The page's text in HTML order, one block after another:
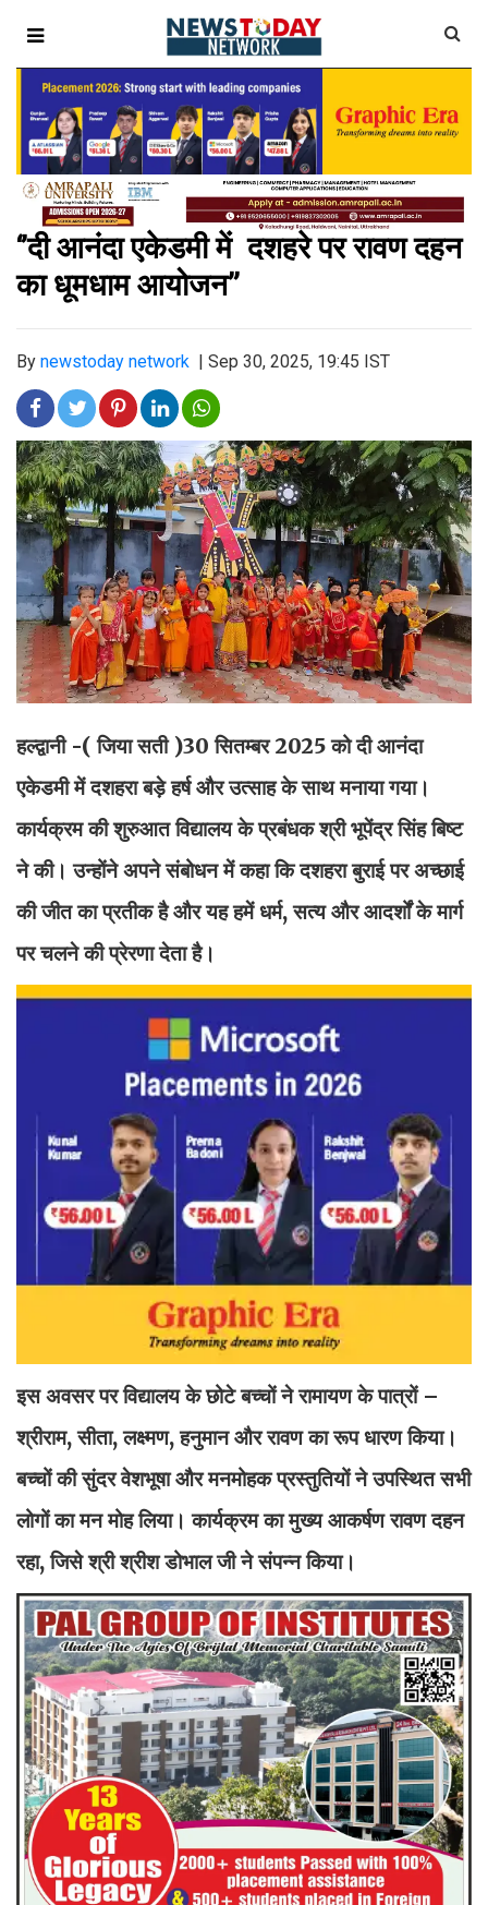
‘’दी आनंदा एकेडमी में दशहरे पर रावण दहन
का धूमधाम आयोजन’’
By newstoday network Sep 30, 2025, 19:45 IST
हल्द्वानी -( जिया सती )30 सितम्बर 2025 को दी आनंदा
एकेडमी में दशहरा बड़े हर्ष और उत्साह के साथ मनाया गया।
कार्यक्रम की शुरुआत विद्यालय के प्रबंधक श्री भूपेंद्र सिंह बिष्ट
ने की। उन्होंने अपने संबोधन में कहा कि दशहरा बुराई पर अच्छाई
की जीत का प्रतीक है और यह हमें धर्म, सत्य और आदर्शों के मार्ग
पर चलने की प्रेरणा देता है।
इस अवसर पर विद्यालय के छोटे बच्चों ने रामायण के पात्रों –
श्रीराम, सीता, लक्ष्मण, हनुमान और रावण का रूप धारण किया।
बच्चों की सुंदर वेशभूषा और मनमोहक प्रस्तुतियों ने उपस्थित सभी
लोगों का मन मोह लिया। कार्यक्रम का मुख्य आकर्षण रावण दहन
रहा, जिसे श्री श्रीश डोभाल जी ने संपन्न किया।